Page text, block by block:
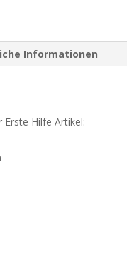
Informationen
Erste Hilfe Artikel: